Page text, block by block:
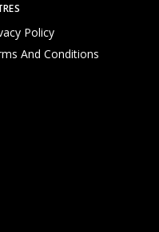
Policy
And Conditions